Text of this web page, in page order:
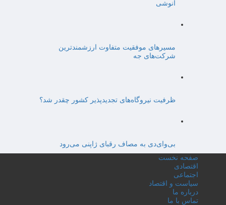
انوشی
مسیرهای موفقیت متفاوت ارزشمندترین
شرکت‌های جه
ظرفیت نیروگاه‌های تجدیدپذیر کشور چقدر شد؟
بی‌وای‌دی به مصاف رقبای ژاپنی می‌رود
صفحه نخست
اقتصادی
اجتماعی
سیاست و اقتصاد
درباره ما
تماس با ما